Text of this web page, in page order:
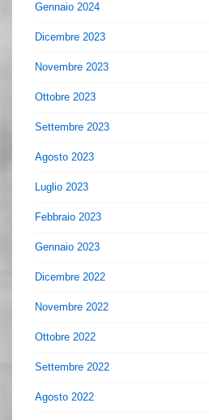
Gennaio 2024
Dicembre 2023
Novembre 2023
Ottobre 2023
Settembre 2023
Agosto 2023
Luglio 2023
Febbraio 2023
Gennaio 2023
Dicembre 2022
Novembre 2022
Ottobre 2022
Settembre 2022
Agosto 2022